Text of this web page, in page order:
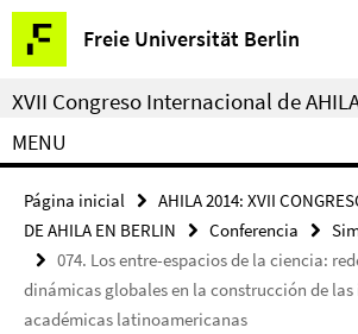
Springe
direkt
zu
Inhalt
Freie Universität Berlin
Herramientas
de
navegación
XVII Congreso Internacional de
MENU
Página inicial
AHILA 2014: XVII
DE AHILA EN BERLIN
Conferencia
074. Los entre-espacios de la ciencia:
dinámicas globales en la construcción de
académicas latinoamericanas